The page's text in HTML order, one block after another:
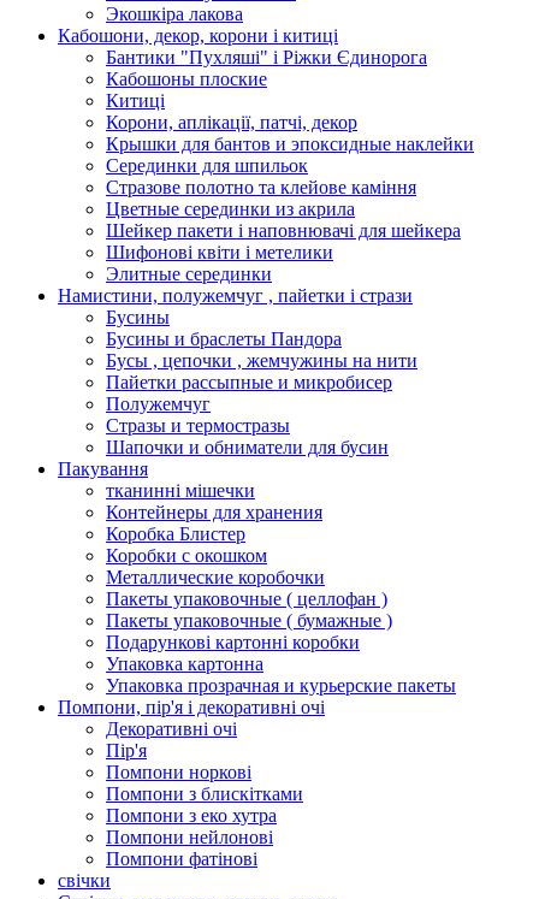
Экошкiра лакова
Кабошони, декор, корони і китиці
Бантики "Пухляші" і Ріжки Єдинорога
Кабошоны плоские
Китиці
Корони, аплікації, патчі, декор
Крышки для бантов и эпоксидные наклейки
Серединки для шпильок
Стразове полотно та клейове каміння
Цветные серединки из акрила
Шейкер пакети і наповнювачі для шейкера
Шифонові квіти і метелики
Элитные серединки
Намистини, полужемчуг , пайетки і стрази
Бусины
Бусины и браслеты Пандора
Бусы , цепочки , жемчужины на нити
Пайетки рассыпные и микробисер
Полужемчуг
Стразы и термостразы
Шапочки и обниматели для бусин
Пакування
тканинні мішечки
Контейнеры для хранения
Коробка Блистер
Коробки с окошком
Металлические коробочки
Пакеты упаковочные ( целлофан )
Пакеты упаковочные ( бумажные )
Подарункові картонні коробки
Упаковка картонна
Упаковка прозрачная и курьерские пакеты
Помпони, пір'я і декоративні очі
Декоративні очі
Пір'я
Помпони норкові
Помпони з блискітками
Помпони з еко хутра
Помпони нейлонові
Помпони фатінові
свічки